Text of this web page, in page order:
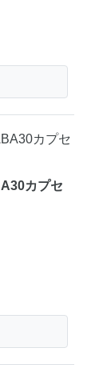
カプセ